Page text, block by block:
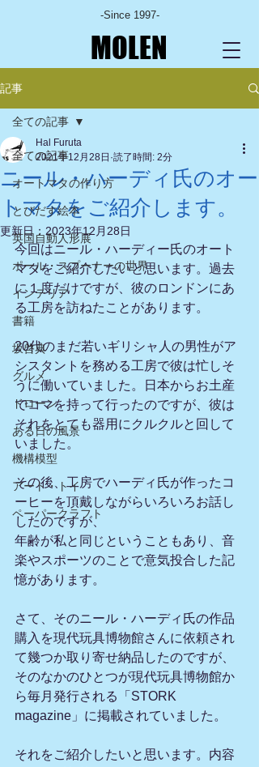
-Since 1997-
MOLEN
記事
全ての記事
オートマタの作り方
とびだす絵本
英国自動人形展
ポール・スプーナーの世界
インテリア
書籍
坂啓典
グルメ
ドローン
ある日の風景
機構模型
アート・トイ
ペーパークラフト
全ての記事
ニール・ハーディ氏のオー
トマタをご紹介します。
Hal Furuta
2021年12月28日 読了時間: 2分
更新日： 2023年12月28日
今回はニール・ハーディー氏のオート
マタをご紹介したいと思います。過去
に１度だけですが、彼のロンドンにあ
る工房を訪ねたことがあります。
20代のまだ若いギリシャ人の男性がア
シスタントを務める工房で彼は忙しそ
うに働いていました。日本からお土産
でコマを持って行ったのですが、彼は
それをとても器用にクルクルと回して
いました。
その後、工房でハーディ氏が作ったコ
ーヒーを頂戴しながらいろいろお話し
したのですが、
年齢が私と同じということもあり、音
楽やスポーツのことで意気投合した記
憶があります。
さて、そのニール・ハーディ氏の作品
購入を現代玩具博物館さんに依頼され
て幾つか取り寄せ納品したのですが、
そのなかのひとつが現代玩具博物館か
ら毎月発行される「STORK
magazine」に掲載されていました。
それをご紹介したいと思います。内容